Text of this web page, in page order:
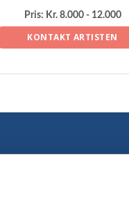
Pris: Kr. 8.000 - 12.000
KONTAKT ARTISTEN